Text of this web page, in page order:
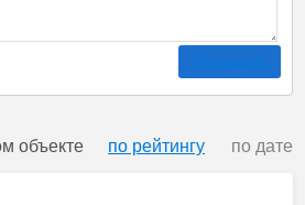
Отправить
объекте по рейтингу по дате